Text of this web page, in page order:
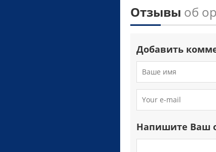
Отзывы об
Добавить
Напишите Ваш